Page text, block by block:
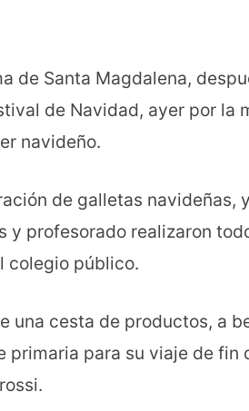
de Santa Magdalena,
de Navidad, ayer por la
navideño.
de galletas navideñas,
y profesorado realizaron
colegio público.
una cesta de productos, a
primaria para su viaje de fin